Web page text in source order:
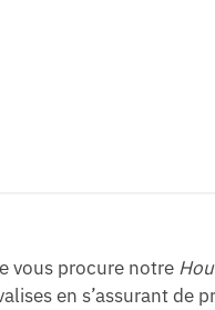
vous procure notre
en s’assurant de